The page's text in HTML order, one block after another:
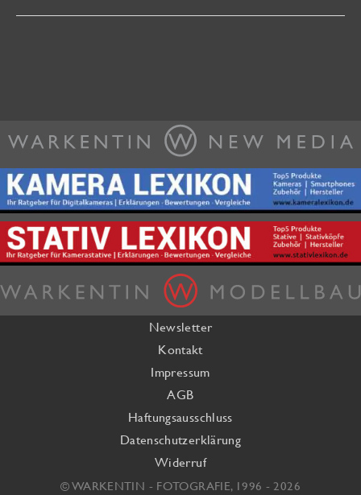
Newsletter
Kontakt
Impressum
AGB
Haftungsausschluss
Datenschutzerklärung
Widerruf
© WARKENTIN - FOTOGRAFIE, 1996 - 2026